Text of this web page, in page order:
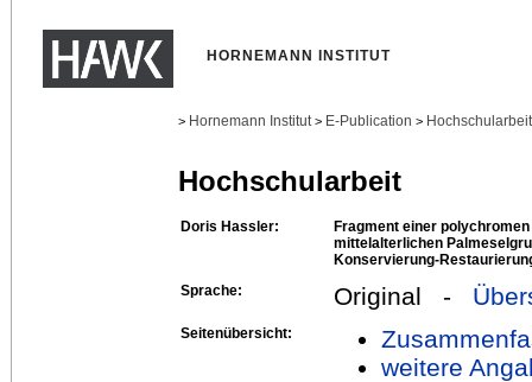
HORNEMANN INSTITUT
> Hornemann Institut > E-Publication >
Hochschularbeit
Doris Hassler:
Fragment einer
mittelalterlichen
Konservierung-
Sprache:
Original -
Seitenübersicht:
weitere